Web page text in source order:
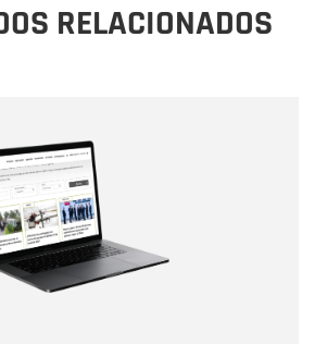
RELACIONADOS